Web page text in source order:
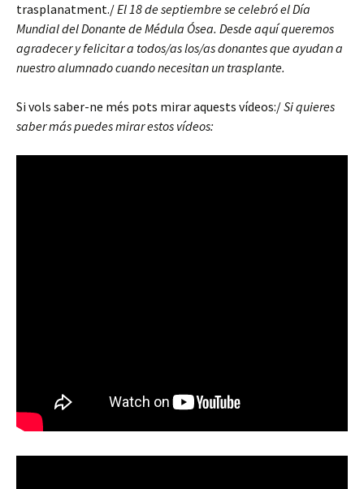
trasplanatment./El 18 de septiembre se celebró el Día
Mundial del Donante de Médula Ósea. Desde aquí queremos
agradecer y felicitar a todos/as los/as donantes que ayudan a
nuestro alumnado cuando necesitan un trasplante.
Si vols saber-ne més pots mirar aquests vídeos:/Si quieres
saber más puedes mirar estos vídeos: